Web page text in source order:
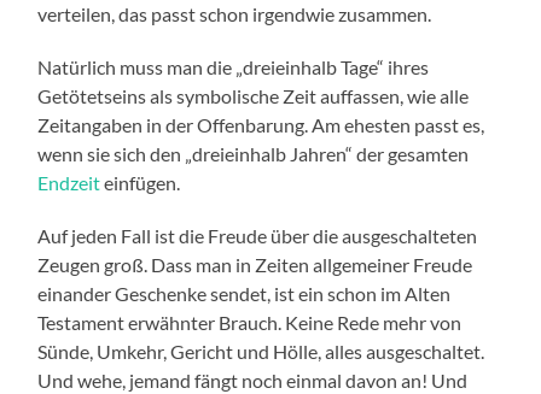
verteilen, das passt schon irgendwie zusammen.
Natürlich muss man die „dreieinhalb Tage“ ihres
Getötetseins als symbolische Zeit auffassen, wie alle
Zeitangaben in der Offenbarung. Am ehesten passt es,
wenn sie sich den „dreieinhalb Jahren“ der gesamten
Endzeiteinfügen.
Auf jeden Fall ist die Freude über die ausgeschalteten
Zeugen groß. Dass man in Zeiten allgemeiner Freude
einander Geschenke sendet, ist ein schon im Alten
Testament erwähnter Brauch. Keine Rede mehr von
Sünde, Umkehr, Gericht und Hölle, alles ausgeschaltet.
Und wehe, jemand fängt noch einmal davon an! Und